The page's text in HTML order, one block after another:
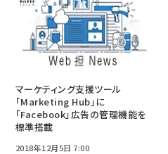
マーケティング支援ツール
「Marketing Hub」に
「Facebook」広告の管理機能を
標準搭載
2018年12月5日 7:00